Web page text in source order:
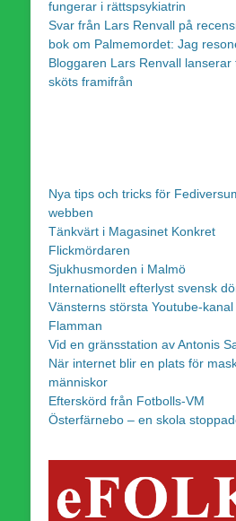
fungerar i rättspsykiatrin
Svar från Lars Renvall på
bok om Palmemordet: Jag
Bloggaren Lars Renvall
sköts framifrån
Nya tips och tricks för
webben
Tänkvärt i Magasinet Konkret
Flickmördaren
Sjukhusmorden i Malmö
Internationellt efterlyst svensk
Vänsterns största Youtube-
Flamman
Vid en gränsstation av Antonis
När internet blir en plats för
människor
Efterskörd från Fotbolls-VM
Österfärnebo – en skola